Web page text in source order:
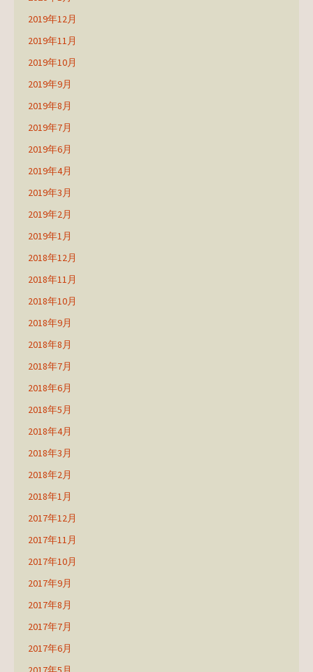
2019年12月
2019年11月
2019年10月
2019年9月
2019年8月
2019年7月
2019年6月
2019年4月
2019年3月
2019年2月
2019年1月
2018年12月
2018年11月
2018年10月
2018年9月
2018年8月
2018年7月
2018年6月
2018年5月
2018年4月
2018年3月
2018年2月
2018年1月
2017年12月
2017年11月
2017年10月
2017年9月
2017年8月
2017年7月
2017年6月